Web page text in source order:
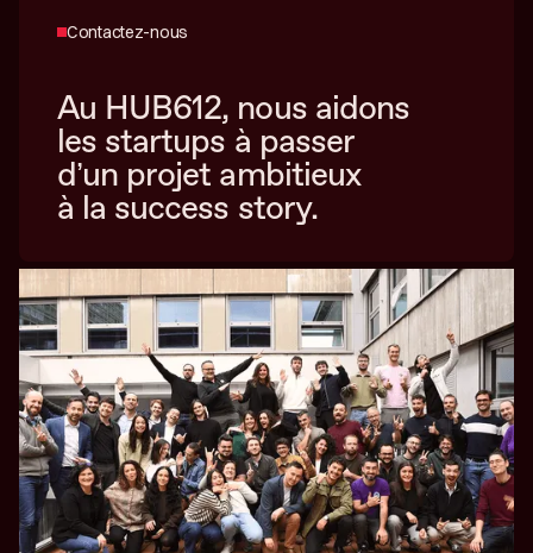
Contactez-nous
Au HUB612, nous aidons
les startups à passer
d’un projet ambitieux
à la success story.